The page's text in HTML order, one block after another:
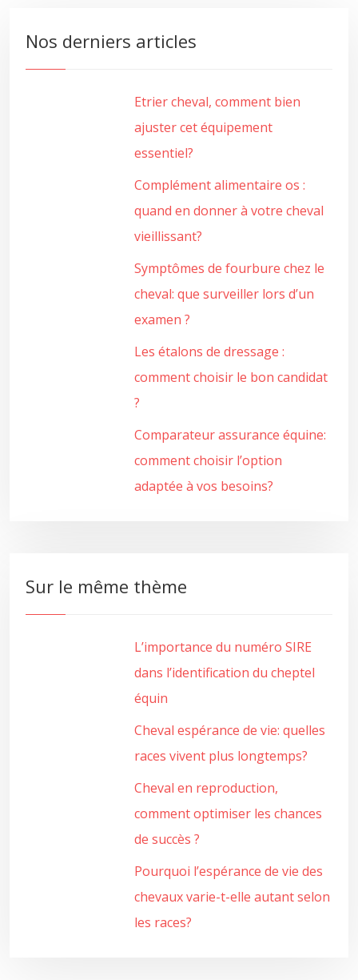
Nos derniers articles
Etrier cheval, comment bien
ajuster cet équipement
essentiel?
Complément alimentaire os :
quand en donner à votre cheval
vieillissant?
Symptômes de fourbure chez le
cheval: que surveiller lors d’un
examen ?
Les étalons de dressage :
comment choisir le bon candidat
?
Comparateur assurance équine:
comment choisir l’option
adaptée à vos besoins?
Sur le même thème
L’importance du numéro SIRE
dans l’identification du cheptel
équin
Cheval espérance de vie: quelles
races vivent plus longtemps?
Cheval en reproduction,
comment optimiser les chances
de succès ?
Pourquoi l’espérance de vie des
chevaux varie-t-elle autant selon
les races?